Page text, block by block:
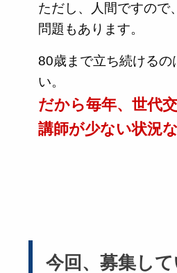
ただし、人間ですので
問題もあります。
80歳まで立ち続けるの
い。
だから毎年、世代
講師が少ない状況
今回、募集し